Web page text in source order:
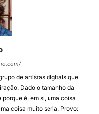
de artistas digitais que
Dado o tamanho da
é, em si, uma coisa
coisa muito séria. Provo: